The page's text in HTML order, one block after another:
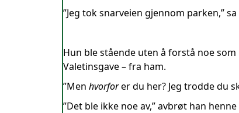
”Jeg tok snarveien gjennom parken,”
Hun ble stående uten å forstå noe
Valetinsgave – fra ham.
”Men hvorforer du her? Jeg trodde du
”Det ble ikke noe av,” avbrøt han